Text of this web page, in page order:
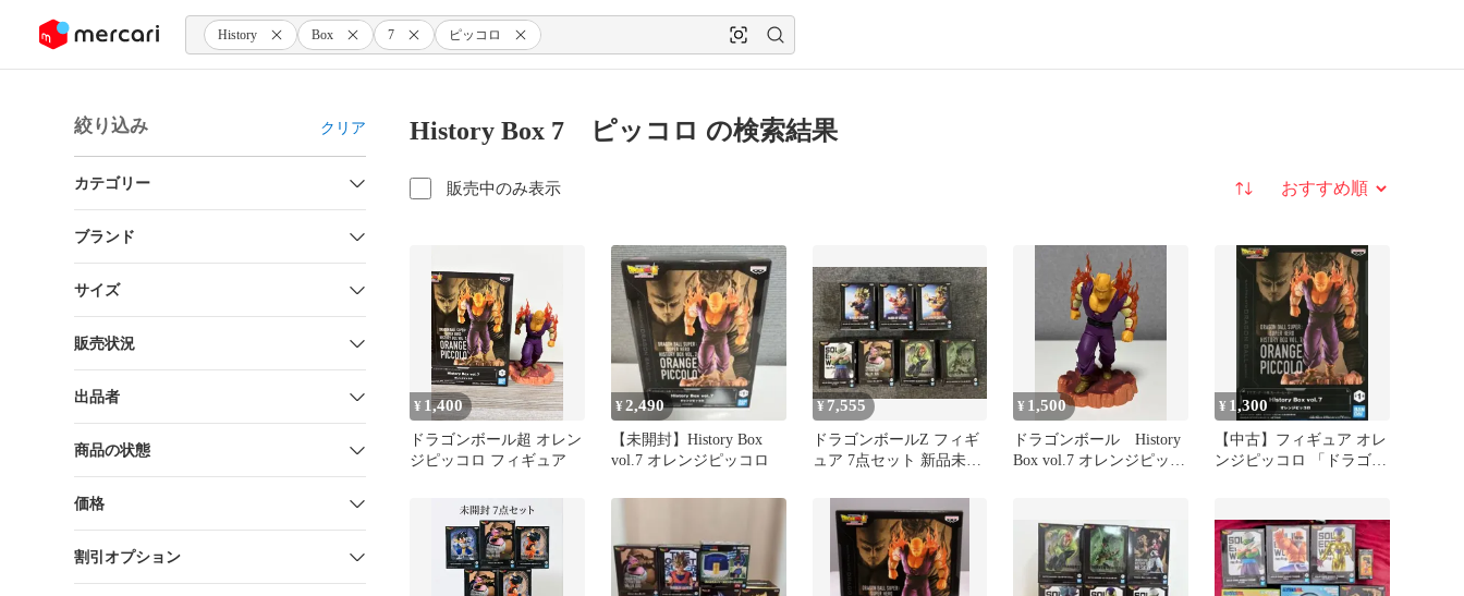
ツにスキップ History Box 7 ピッコロ
絞り込み クリア
カテゴリー
ブランド
サイズ
販売状況
出品者
商品の状態
価格
割引オプション
History Box 7 ピッコロ の検索結果
販売中のみ表示 並び替え
¥ 1,400
ドラゴンボール超 オレン
ジピッコロ フィギュア
¥2,490
【未開封】History Box
vol.7 オレンジピッコロ
¥ 7,555
ドラゴンボールZ フィギ
ュア 7点セット 新品未開
¥ 1,500
ドラゴンボール History
Box vol.7 オレンジピッコ
¥ 1,300
【中古】フィギュア オレ
ンジピッコロ 「ドラゴン